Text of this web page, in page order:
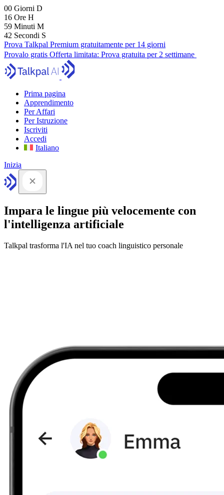
00 Giorni D
16 Ore H
59 Minuti M
41 Secondi S
Prova Talkpal Premium gratuitamente per 14 giorni
Provalo gratis Offerta limitata: Prova gratuita per 2 settimane
Prima pagina
Apprendimento
Per Affari
Per Istruzione
Iscriviti
Accedi
Italiano
Inizia
Impara le lingue più velocemente con
l'intelligenza artificiale
Talkpal trasforma l'IA nel tuo coach linguistico personale